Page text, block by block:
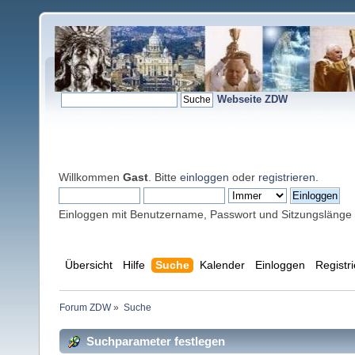
Webseite ZDW
Willkommen Gast . Bitte einloggen oder registrieren
Einloggen mit Benutzername, Passwort und Sitzungslänge
Übersicht Hilfe Suche Kalender Einloggen
Forum ZDW» Suche
Suchparameter festlegen